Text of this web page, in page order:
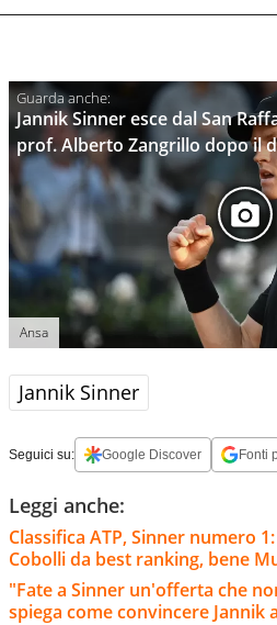
Jannik Sinner esce dal San
prof. Alberto Zangrillo dopo il
Ansa
Jannik Sinner
Seguici su: Google Discover Fonti
Leggi anche:
Classifica ATP, Sinner numero
Cobolli da best ranking, bene
"Fate a Sinner un'offerta che
spiega come convincere Jannik